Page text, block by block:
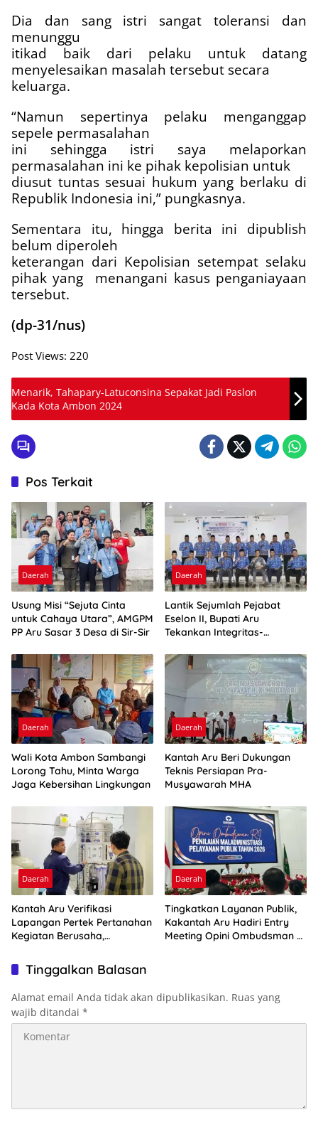
Dia dan sang istri sangat toleransi dan
menunggu
itikad baik dari pelaku untuk datang
menyelesaikan masalah tersebut secara
keluarga.
“Namun sepertinya pelaku menganggap
sepele permasalahan
ini sehingga istri saya melaporkan
permasalahan ini ke pihak kepolisian untuk
diusut tuntas sesuai hukum yang berlaku di
Republik Indonesia ini,” pungkasnya.
Sementara itu, hingga berita ini dipublish
belum diperoleh
keterangan dari Kepolisian setempat selaku
pihak yang
menangani kasus penganiayaan
tersebut.
(dp-31/nus)
Post Views: 220
Menarik, Tahapary-Latuconsina Sepakat Jadi Paslon
Kada Kota Ambon 2024
Pos Terkait
Daerah
Usung Misi “Sejuta Cinta
untuk Cahaya Utara”, AMGPM
PP Aru Sasar 3 Desa di Sir-Sir
Daerah
Lantik Sejumlah Pejabat
Eselon II, Bupati Aru
Tekankan Integritas-
Daerah
Wali Kota Ambon Sambangi
Lorong Tahu, Minta Warga
Jaga Kebersihan Lingkungan
Daerah
Kantah Aru Beri Dukungan
Teknis Persiapan Pra-
Musyawarah MHA
Daerah
Kantah Aru Verifikasi
Lapangan Pertek Pertanahan
Kegiatan Berusaha,
Daerah
Tingkatkan Layanan Publik,
Kakantah Aru Hadiri Entry
Meeting Opini Ombudsman RI
Tinggalkan Balasan
Alamat email Anda tidak akan dipublikasikan. Ruas yang
wajib ditandai *